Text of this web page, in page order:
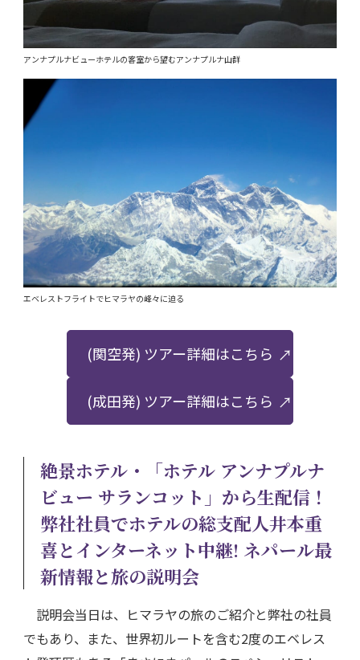
アンナプルナビューホテルの客室から望むアンナプルナ山群
エベレストフライトでヒマラヤの峰々に迫る
(関空発) ツアー詳細はこちら
(成田発) ツアー詳細はこちら
絶景ホテル・「ホテル アンナプルナ
ビュー サランコット」から生配信！
弊社社員でホテルの総支配人井本重
喜とインターネット中継! ネパール最
新情報と旅の説明会
説明会当日は、ヒマラヤの旅のご紹介と弊社の社員
でもあり、また、世界初ルートを含む2度のエベレス